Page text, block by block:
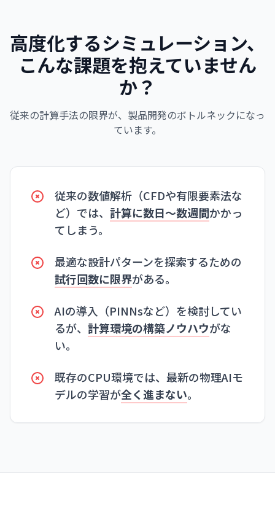
高度化するシミュレーション、
こんな課題を抱えていません
か？
従来の計算手法の限界が、製品開発のボトルネックになっ
ています。
従来の数値解析（CFDや有限要素法な
ど）では、 計算に数日〜数週間かかっ
てしまう。
最適な設計パターンを探索するための
試行回数に限界がある。
AIの導入（PINNsなど）を検討してい
るが、 計算環境の構築ノウハウがな
い。
既存のCPU環境では、最新の物理AIモ
デルの学習が全く進まない。